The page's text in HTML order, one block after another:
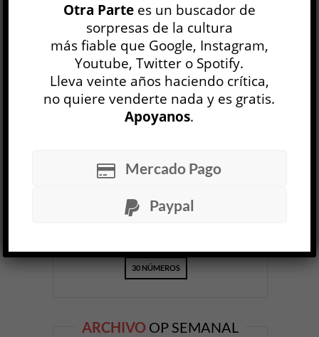
EDICIÓN IMPRESA
30 NÚMEROS
ARCHIVO OP SEMANAL
Otra Partees un buscador de
sorpresas de la cultura
más fiable que Google, Instagram,
Youtube, Twitter o Spotify.
Lleva veinte años haciendo crítica,
no quiere venderte nada y es gratis.
Apoyanos.
Mercado Pago
Paypal